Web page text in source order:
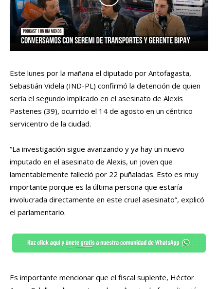
Este lunes por la mañana el diputado por Antofagasta,
Sebastián Videla (IND-PL) confirmó la detención de quien
sería el segundo implicado en el asesinato de Alexis
Pastenes (39), ocurrido el 14 de agosto en un céntrico
servicentro de la ciudad.
“La investigación sigue avanzando y ya hay un nuevo
imputado en el asesinato de Alexis, un joven que
lamentablemente falleció por 22 puñaladas. Esto es muy
importante porque es la última persona que estaría
involucrada directamente en este cruel asesinato”, explicó
el parlamentario.
Es importante mencionar que el fiscal suplente, Héctor